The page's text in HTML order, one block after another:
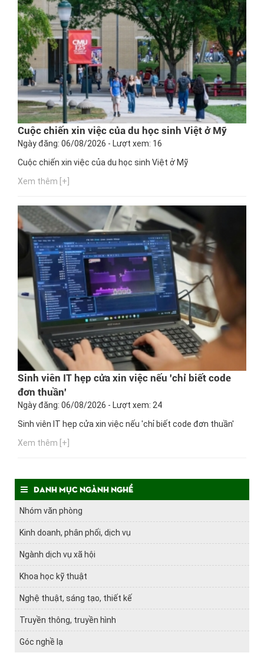
Cuộc chiến xin việc của du học sinh Việt ở Mỹ
Ngày đăng: 06/08/2026 - Lượt xem: 16
Cuộc chiến xin việc của du học sinh Việt ở Mỹ
Xem thêm [+]
Sinh viên IT hẹp cửa xin việc nếu 'chỉ biết code
đơn thuần'
Ngày đăng: 06/08/2026 - Lượt xem: 24
Sinh viên IT hẹp cửa xin việc nếu 'chỉ biết code đơn thuần'
Xem thêm [+]
Danh mục ngành nghề
Nhóm văn phòng
Kinh doanh, phân phối, dịch vụ
Ngành dịch vụ xã hội
Khoa học kỹ thuật
Nghệ thuật, sáng tạo, thiết kế
Truyền thông, truyền hình
Góc nghề lạ